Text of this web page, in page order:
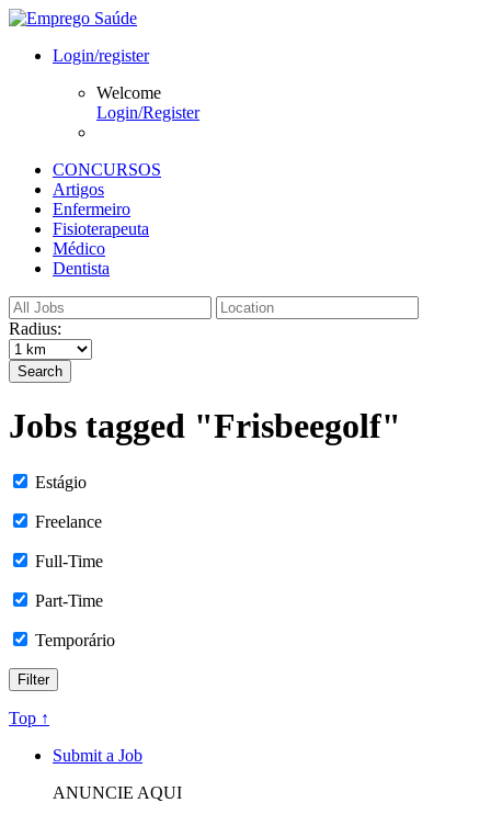
Login/register
Welcome
Login/Register
CONCURSOS
Artigos
Enfermeiro
Fisioterapeuta
Médico
Dentista
Radius:
Search
Jobs tagged "Frisbeegolf"
Estágio
Freelance
Full-Time
Part-Time
Temporário
Top ↑
Submit a Job
ANUNCIE AQUI